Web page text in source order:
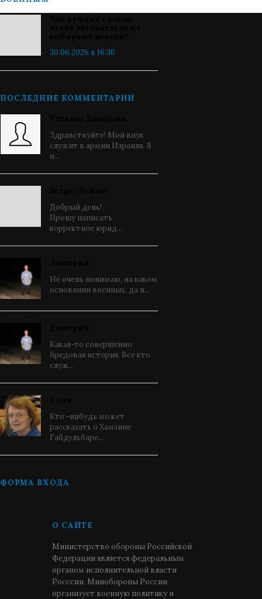
30.06.2026 в 16:36
ПОСЛЕДНИЕ КОММЕНТАРИИ
Здравствуйте! Мой внук
служит в армии Израиля. Я
п...
Добрый день!
Прошу написать
корректное юрид...
Не очень понимаю, на каком
основании военных, да и...
Какая-то совершенно
бредовая история. Все кто
служ...
Кто -нибудь может
рассказать о Хамзине
Габдульбаре...
ФОРМА ВХОДА
О САЙТЕ
Министерство обороны Российской
Федерации является федеральным
органом исполнительной власти
Росссии. Минобороны России
организует военную политику и